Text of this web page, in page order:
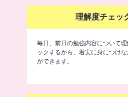
理解度チェッ
毎日、前日の勉強内容について
ックするから、着実に身につけ
ができます。